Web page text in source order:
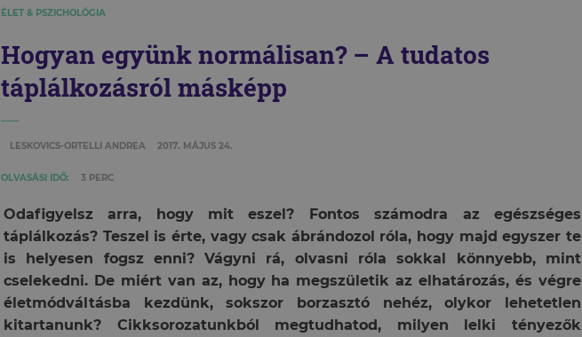
ÉLET & PSZICHOLÓGIA
Hogyan együnk normálisan? – A tudatos
táplálkozásról másképp
LESKOVICS-ORTELLI ANDREA 2017. MÁJUS 24.
OLVASÁSI IDŐ: 3 PERC
Odafigyelsz arra, hogy mit eszel? Fontos számodra az egészséges
táplálkozás? Teszel is érte, vagy csak ábrándozol róla, hogy majd egyszer te
is helyesen fogsz enni?Vágyni rá, olvasni róla sokkal könnyebb, mint
cselekedni. De miért van az, hogy ha megszületik az elhatározás, és végre
életmódváltásba kezdünk, sokszor borzasztó nehéz, olykor lehetetlen
kitartanunk? Cikksorozatunkból megtudhatod, milyen lelki tényezők